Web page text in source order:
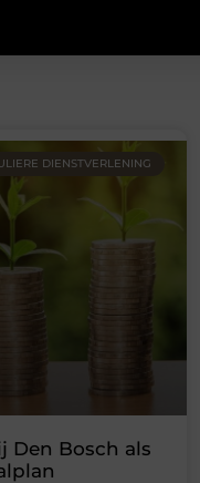
DIENSTVERLENING
Den Bosch als